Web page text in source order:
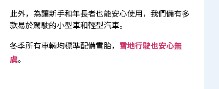
此外，為讓新手和年長者也能安心使用，我們備有多
款易於駕駛的小型車和輕型汽車。
冬季所有車輛均標準配備雪胎， 雪地行駛也安心無
虞。